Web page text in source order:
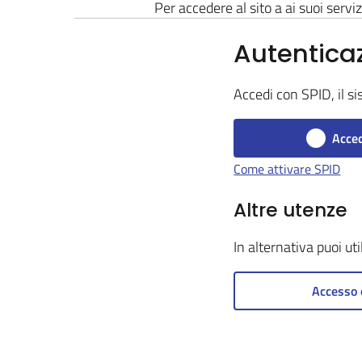
Per accedere al sito a ai suoi
Accedi con SPID, il
Come attivare SPID
Altre utenze
In alternativa puoi